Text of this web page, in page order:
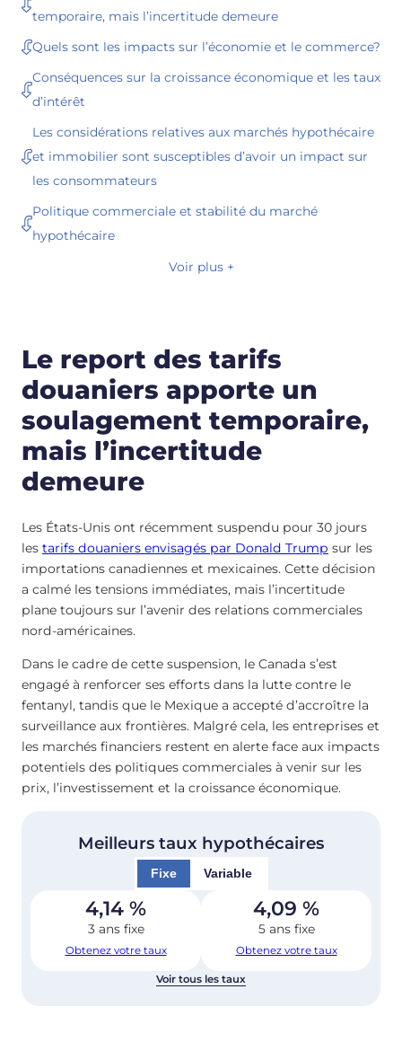
temporaire, mais l’incertitude demeure
Quels sont les impacts sur l’économie et le commerce?
Conséquences sur la croissance économique et les taux
d’intérêt
Les considérations relatives aux marchés hypothécaire
et immobilier sont susceptibles d’avoir un impact sur
les consommateurs
Politique commerciale et stabilité du marché
hypothécaire
Voir plus +
Le report des tarifs
douaniers apporte un
soulagement temporaire,
mais l’incertitude
demeure
Les États-Unis ont récemment suspendu pour 30 jours
les tarifs douaniers envisagés par Donald Trump sur les
importations canadiennes et mexicaines. Cette décision
a calmé les tensions immédiates, mais l’incertitude
plane toujours sur l’avenir des relations commerciales
nord-américaines.
Dans le cadre de cette suspension, le Canada s’est
engagé à renforcer ses efforts dans la lutte contre le
fentanyl, tandis que le Mexique a accepté d’accroître la
surveillance aux frontières. Malgré cela, les entreprises et
les marchés financiers restent en alerte face aux impacts
potentiels des politiques commerciales à venir sur les
prix, l’investissement et la croissance économique.
Meilleurs taux hypothécaires
Fixe Variable
4,14 %
3 ans fixe
Obtenez votre taux
4,09 %
5 ans fixe
Obtenez votre taux
Voir tous les taux